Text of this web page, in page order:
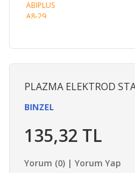
PLAZMA ELEKTROD
BINZEL
135,32 TL
Yorum (0) | Yorum Yap